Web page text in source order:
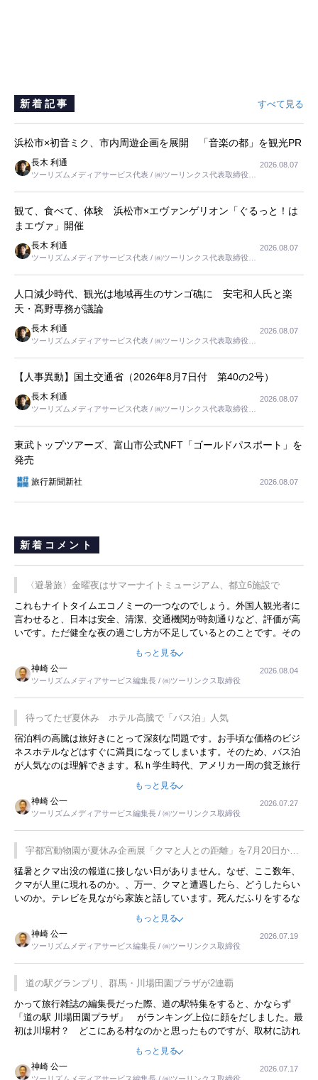
新着記事 すべて見る
浜松市×初音ミク、市内周遊企画を展開 「音楽の都」を観光PR
長木 利通
ツーリズムメディアサービス代表 / ㈱ツーリンクス代表取締役社
2026.08.07
観て、食べて、体験 浜松市×エヴァンゲリオン「ぐるっと！は
まエヴァ」開催
長木 利通
ツーリズムメディアサービス代表 / ㈱ツーリンクス代表取締役社
2026.08.07
人口減少時代、観光は地域再生のサンゴ礁に 安宅和人氏と楽
天・髙野専務が議論
長木 利通
ツーリズムメディアサービス代表 / ㈱ツーリンクス代表取締役社
2026.08.07
【人事異動】国土交通省（2026年8月7日付 第40の2号）
長木 利通
ツーリズムメディアサービス代表 / ㈱ツーリンクス代表取締役社
2026.08.07
東武トップツアーズ、富山市公式NFT「ゴールドパスポート」を
発売
旅行新聞新社 2026.08.07
新着コメント
〈避暑旅〉金曜夜はサマーナイトミュージアム、都立6施設で
これもナイトタイムエコノミーの一つなのでしょう。外国人観光者に
言わせると、日本は安全、清潔、交通機関が時刻通りなど、評価が高
いです。ただ健全な夜の過ごし方が不足しているとのことです。その
ような意味で、金曜夜にこのようなイベントが行われれば、日本人に
限らず外国人にとっても楽しみが増えるでしょうね。
もっと見る
神崎 公一
ツーリズムメディアサービス編集長 / ㈱ツーリンクス取締役
2026.08.04
待ってたぜ夏休み ホテル高騰で「バス泊」人気
宿泊料の高騰は旅好きにとって深刻な問題です。お手頃な価格のビジ
ネスホテルなどはすぐに満員になってしまいます。そのため、バス泊
が人気なのは理解できます。私ｈ学生時代、アメリカ一周の貧乏旅行
をした時は、移動はグレイハウンドバスでした。夕方から夜の便を利
用してホテル代を浮かせていました。ただし、若いからできたことで
す。若い人が夜行バスで京都に行った、青森に行ったと聞くと、疲れ
が残らないのかなと思ってしまいます。
もっと見る
神崎 公一
ツーリズムメディアサービス編集長 / ㈱ツーリンクス取締役
2026.07.27
宇都宮動物園が夏休み企画展「クマと人との距離」を7月20日から
開催
猛暑とクマ出没の報道に接しない日がありません。なぜ、ここ数年、
クマが人里に現れるのか。、万一、クマと遭遇したら、どうしたらい
いのか。テレビを見ながら家族と話しています。死んだふりをするな
んてことは、冗談でもいえません。そんな中で、この企画展はタイム
もっと見る
神崎 公一
ツーリズムメディアサービス編集長 / ㈱ツーリンクス取締役
2026.07.19
道の駅グランプリ、群馬・川場田園プラザが2連覇
かって旅行雑誌の編集長だった際、道の駅特集をすると、かならず
「道の駅 川場田園プラザ」 がランキング上位に顔をだしました。最
初は川場村？ どこにある村なのかと思ったものですが、取材に訪れ
永井 彰一社長にインタビューしたら、興味深い話が次々が飛び出しま
した。プレゼンも巧みで、今でも思い出すことが２つあります。一つ
は、従業員に東京ディズニーランドを見学させ、サービス業、接客業
もっと見る
神崎 公一
2026.07.17